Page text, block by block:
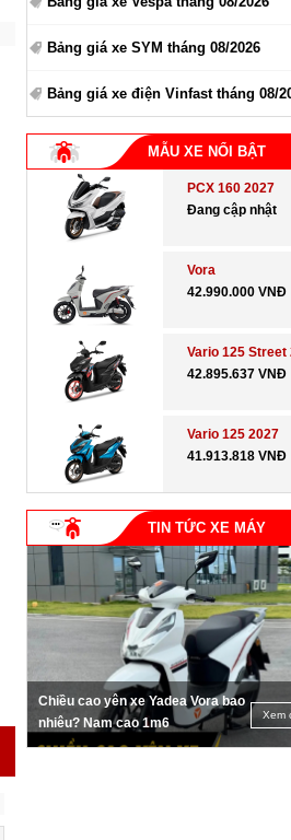
Bảng giá xe SYM tháng 08/2026
Bảng giá xe điện Vinfast tháng 08/
MẪU XE NỔI BẬT
PCX 160 2027
Đang cập nhật
Vora
42.990.000 VNĐ
Vario 125 Street
42.895.637 VNĐ
Vario 125 2027
41.913.818 VNĐ
TIN TỨC XE MÁY
Chiều cao yên xe Yadea Vora bao
nhiêu? Nam cao 1m6
Xem